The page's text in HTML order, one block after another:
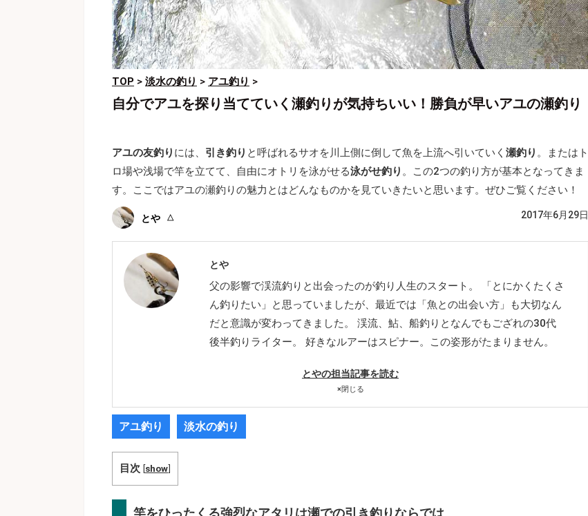
TOP > 淡水の釣り > アユ釣り >
自分でアユを探り当てていく瀬釣りが気持ちいい！勝負が早いアユの瀬釣り
アユの友釣り には、 引き釣り と呼ばれるサオを川上側に倒して魚を上流へ引いていく 瀬釣り 。またはト
ロ場や浅場で竿を立てて、自由にオトリを泳がせる泳がせ釣り 。この2つの釣り方が基本となってきま
す。ここではアユの瀬釣りの魅力とはどんなものかを見ていきたいと思います。ぜひご覧ください！
とや 2017年6月29日
とや
父の影響で渓流釣りと出会ったのが釣り人生のスタート。 「とにかくたくさ
ん釣りたい」と思っていましたが、最近では「魚との出会い方」も大切なん
だと意識が変わってきました。 渓流、鮎、船釣りとなんでもござれの30代
後半釣りライター。 好きなルアーはスピナー。この姿形がたまりません。
とやの担当記事を読む
×閉じる
アユ釣り 淡水の釣り
目次 [show]
竿をひったくる強烈なアタリは瀬での引き釣りならでは